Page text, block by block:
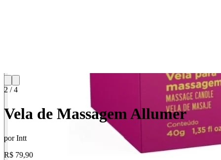
2 /4
Vela de Massagem Allumer
porIntt
R$ 79,90